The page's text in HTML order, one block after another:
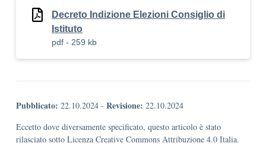
Decreto Indizione Elezioni Consiglio di
Istituto
pdf - 259 kb
Pubblicato: 22.10.2024 - Revisione: 22.10.2024
Eccetto dove diversamente specificato, questo articolo è stato
rilasciato sotto Licenza Creative Commons Attribuzione 4.0 Italia.